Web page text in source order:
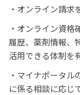
・オンライン請求
・オンライン資
履歴、薬剤情報、
活用できる体制を
・マイナポータル
に係る相談に応じ